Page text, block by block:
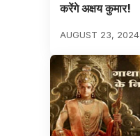
करेंगे अक्षय कुमार!
AUGUST 23, 2024